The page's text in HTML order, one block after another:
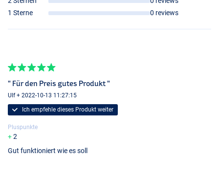
1 Sterne
0 reviews
" Für den Preis gutes Produkt "
Ulf + 2022-10-13 11:27:15
Ich empfehle dieses Produkt weiter
Pluspunkte
2
Gut funktioniert wie es soll